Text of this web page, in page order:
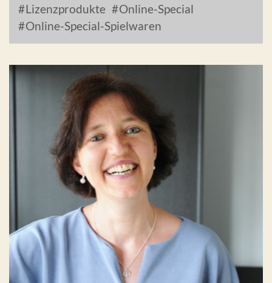
Lizenzprodukte
Online-Special
Online-Special-Spielwaren